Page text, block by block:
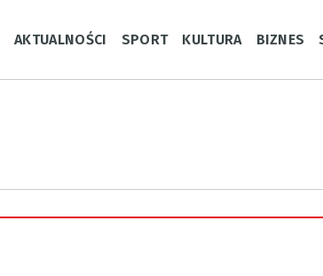
AKTUALNOŚCI SPORT KULTURA BIZNES